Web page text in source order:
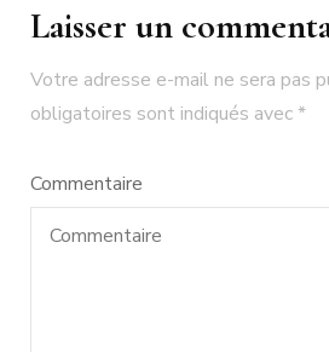
Laisser un
Votre adresse e-mail ne sera pas
obligatoires sont indiqués avec*
Commentaire